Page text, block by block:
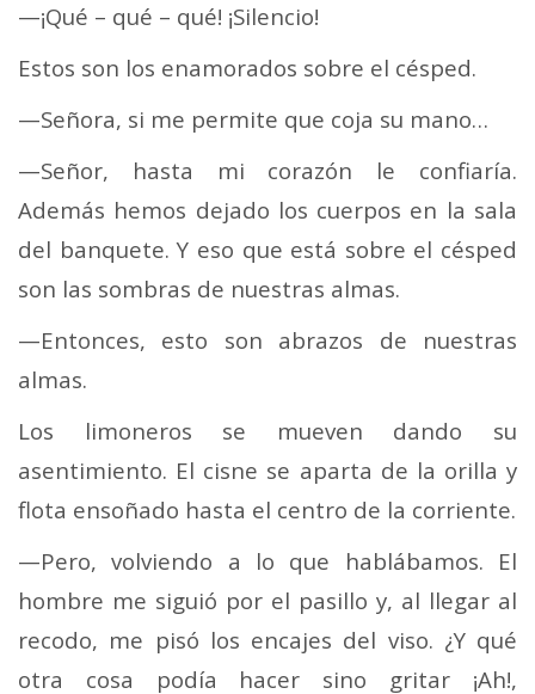
—¡Qué – qué – qué! ¡Silencio!
Estos son los enamorados sobre el césped.
—Señora, si me permite que coja su mano…
—Señor, hasta mi corazón le confiaría.
Además hemos dejado los cuerpos en la sala
del banquete. Y eso que está sobre el césped
son las sombras de nuestras almas.
—Entonces, esto son abrazos de nuestras
almas.
Los limoneros se mueven dando su
asentimiento. El cisne se aparta de la orilla y
flota ensoñado hasta el centro de la corriente.
—Pero, volviendo a lo que hablábamos. El
hombre me siguió por el pasillo y, al llegar al
recodo, me pisó los encajes del viso. ¿Y qué
otra cosa podía hacer sino gritar ¡Ah!,